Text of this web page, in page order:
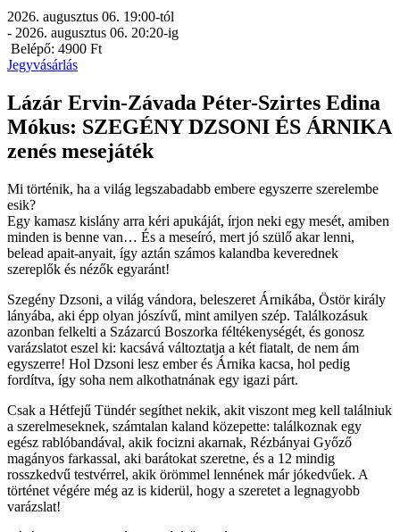
2026. augusztus 06. 19:00-tól
- 2026. augusztus 06. 20:20-ig
Belépő: 4900 Ft
Jegyvásárlás
Lázár Ervin-Závada Péter-Szirtes Edina
Mókus: SZEGÉNY DZSONI ÉS ÁRNIKA
zenés mesejáték
Mi történik, ha a világ legszabadabb embere egyszerre szerelembe
esik?
Egy kamasz kislány arra kéri apukáját, írjon neki egy mesét, amiben
minden is benne van… És a meseíró, mert jó szülő akar lenni,
belead apait-anyait, így aztán számos kalandba keverednek
szereplők és nézők egyaránt!
Szegény Dzsoni, a világ vándora, beleszeret Árnikába, Östör király
lányába, aki épp olyan jószívű, mint amilyen szép. Találkozásuk
azonban felkelti a Százarcú Boszorka féltékenységét, és gonosz
varázslatot eszel ki: kacsává változtatja a két fiatalt, de nem ám
egyszerre! Hol Dzsoni lesz ember és Árnika kacsa, hol pedig
fordítva, így soha nem alkothatnának egy igazi párt.
Csak a Hétfejű Tündér segíthet nekik, akit viszont meg kell találniuk
a szerelmeseknek, számtalan kaland közepette: találkoznak egy
egész rablóbandával, akik focizni akarnak, Rézbányai Győző
magányos farkassal, aki barátokat szeretne, és a 12 mindig
rosszkedvű testvérrel, akik örömmel lennének már jókedvűek. A
történet végére még az is kiderül, hogy a szeretet a legnagyobb
varázslat!